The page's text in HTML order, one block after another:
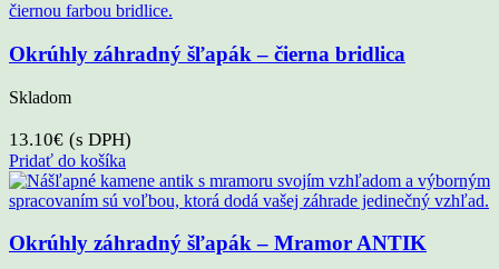
Okrúhly záhradný šľapák – čierna bridlica
Skladom
13.10€ (s DPH)
Pridať do košíka
Okrúhly záhradný šľapák – Mramor ANTIK